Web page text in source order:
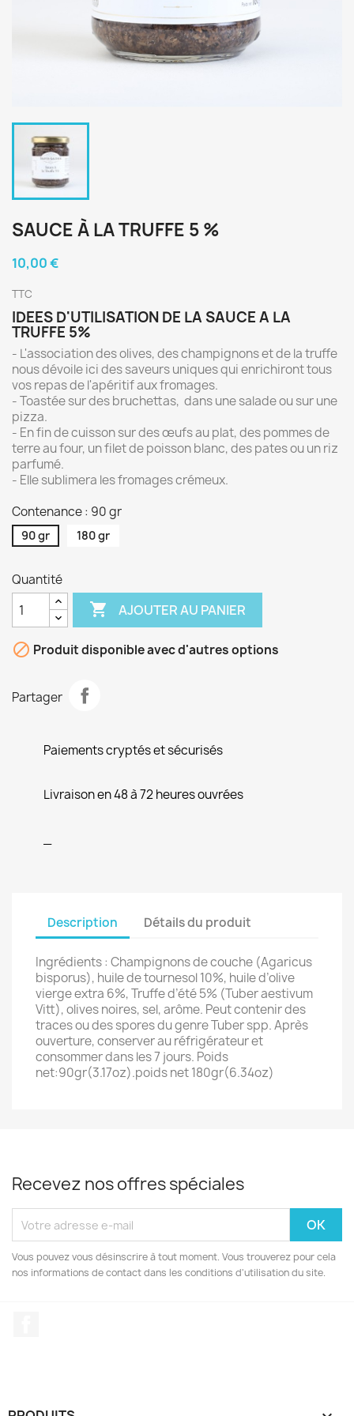
SAUCE À LA TRUFFE 5 %
10,00 €
TTC
IDEES D'UTILISATION DE LA SAUCE A LA
TRUFFE 5%
- L'association des olives, des champignons et de la truffe
nous dévoile ici des saveurs uniques qui enrichiront tous
vos repas de l'apéritif aux fromages.
- Toastée sur des bruchettas, dans une salade ou sur une
pizza.
- En fin de cuisson sur des œufs au plat, des pommes de
terre au four, un filet de poisson blanc, des pates ou un riz
parfumé.
- Elle sublimera les fromages crémeux.
Contenance : 90 gr
90 gr 180 gr
Quantité
 AJOUTER AU PANIER
 Produit disponible avec d'autres options
Partager
Paiements cryptés et sécurisés
Livraison en 48 à 72 heures ouvrées
Description Détails du produit
Ingrédients : Champignons de couche (Agaricus
bisporus), huile de tournesol 10%, huile d’olive
vierge extra 6%, Truffe d’été 5% (Tuber aestivum
Vitt), olives noires, sel, arôme. Peut contenir des
traces ou des spores du genre Tuber spp. Après
ouverture, conserver au réfrigérateur et
consommer dans les 7 jours. Poids
net:90gr(3.17oz).poids net 180gr(6.34oz)
Recevez nos offres spéciales
Vous pouvez vous désinscrire à tout moment. Vous trouverez pour cela
nos informations de contact dans les conditions d'utilisation du site.